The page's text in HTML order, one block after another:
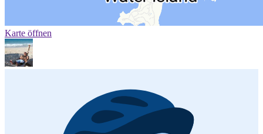
Karte öffnen